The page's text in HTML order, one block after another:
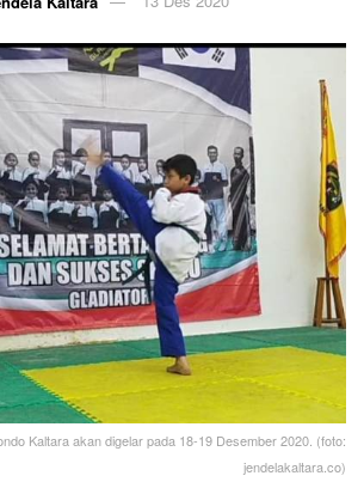
Kaltara akan digelar pada 18-19 Desember 2020. (foto:
jendelakaltara.co)